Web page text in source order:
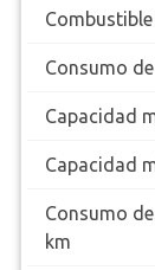
Combustible
Consumo
Capacidad
Capacidad
Consumo
km